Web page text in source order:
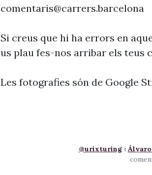
comentaris@carrers.barcelona
Si creus que hi ha errors en
us plau fes-nos arribar els teus
Les fotografies són de Google
@urixturingi